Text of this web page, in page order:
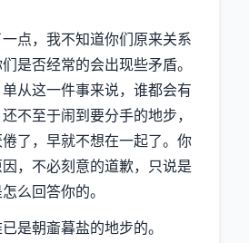
点，我不知道你们原来关系
是否经常的会出现些矛盾。
从这一件事来说，谁都会有
不至于闹到要分手的地步，
了，早就不想在一起了。你
，不必刻意的道歉，只说是
么回答你的。
是朝齑暮盐的地步的。